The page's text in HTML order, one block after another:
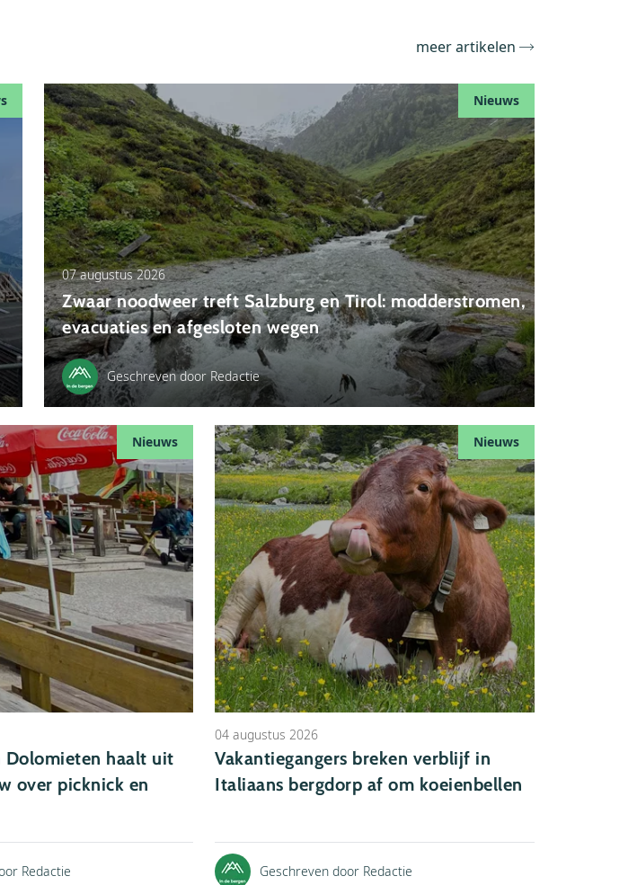
meer artikelen
Nieuws
07 augustus 2026
Zwaar noodweer treft Salzburg en Tirol: modderstromen,
evacuaties en afgesloten wegen
Geschreven door Redactie
Nieuws
haalt uit
over picknick en
Redactie
Nieuws
04 augustus 2026
Vakantiegangers breken verblijf in
Italiaans bergdorp af om koeienbellen
Geschreven door Redactie